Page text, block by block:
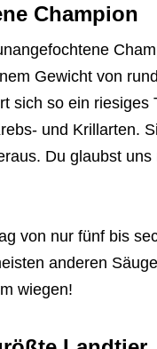
Champion
Gewicht von
sich so ein riesiges
und Krillarten.
Du glaubst uns
von nur fünf bis
anderen
wiegen!